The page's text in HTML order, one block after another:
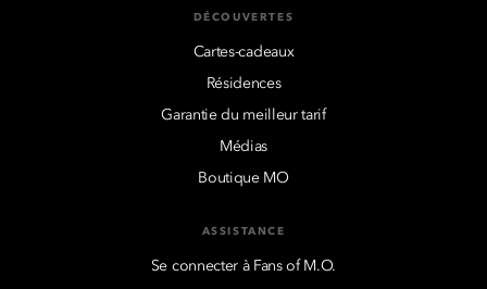
DÉCOUVERTES
Cartes-cadeaux
Résidences
Garantie du meilleur tarif
Médias
Boutique MO
ASSISTANCE
Se connecter à Fans of M.O.